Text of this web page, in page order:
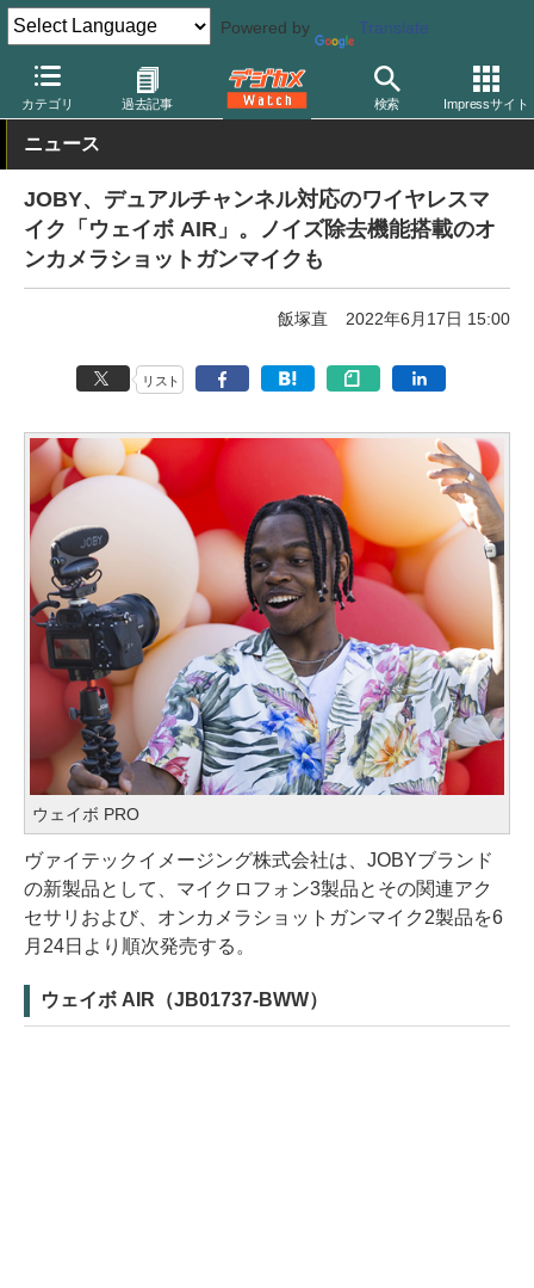
Powered by Translate
カテゴリ 過去記事 検索 Impressサイト
デジカメ Watch 撮影用品
ニュース
JOBY、デュアルチャンネル対応のワイヤレスマ
イク「ウェイボ AIR」。ノイズ除去機能搭載のオ
ンカメラショットガンマイクも
飯塚直 2022年6月17日 15:00
リスト
ウェイボ PRO
ヴァイテックイメージング株式会社は、JOBYブランド
の新製品として、マイクロフォン3製品とその関連アク
セサリおよび、オンカメラショットガンマイク2製品を6
月24日より順次発売する。
ウェイボ AIR（JB01737-BWW）